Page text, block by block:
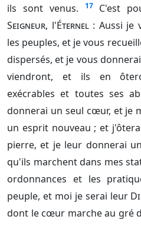
ils sont venus.
17
C'est
Seigneur, l'Éternel: Aussi je
les peuples, et je vous
dispersés, et je vous
viendront, et ils en
exécrables et toutes ses
donnerai un seul cœur, et je
un esprit nouveau ; et
pierre, et je leur donnerai
qu'ils marchent dans mes
ordonnances et les
peuple, et moi je serai leur
dont le cœur marche au gré